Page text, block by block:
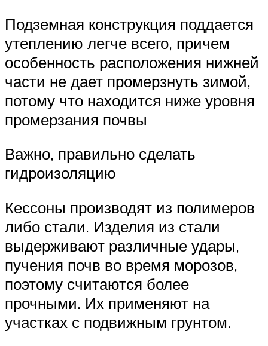
Подземная конструкция поддается
утеплению легче всего, причем
особенность расположения нижней
части не дает промерзнуть зимой,
потому что находится ниже уровня
промерзания почвы
Важно, правильно сделать
гидроизоляцию
Кессоны производят из полимеров
либо стали. Изделия из стали
выдерживают различные удары,
пучения почв во время морозов,
поэтому считаются более
прочными. Их применяют на
участках с подвижным грунтом.